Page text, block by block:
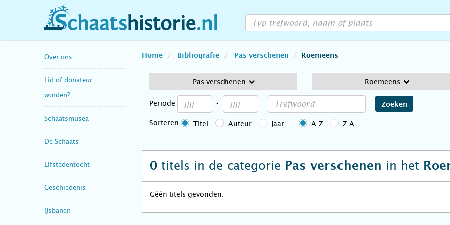
schaatshistorie.nl
Over ons
Lid of donateur
worden?
Schaatsmusea
De Schaats
Elfstedentocht
Geschiedenis
IJsbanen
Home Bibliografie Pas verschenen Roemeens
Pas verschenen Roemeens
Periode - Zoeken
Sorteren Titel Auteur Jaar A-Z Z-A
0 titels in de categorie Pas verschenen in het
Géén titels gevonden.